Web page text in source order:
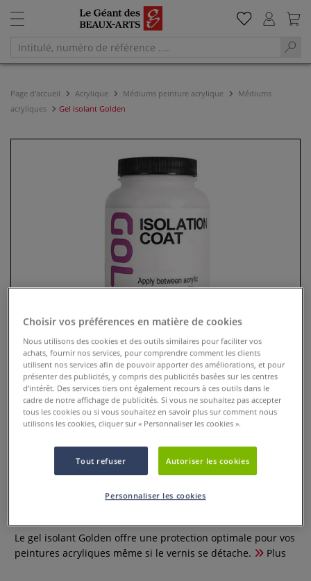
Page d'accueil Acrylique Médiums peinture acrylique
Médiums
acryliques
Gel isolant Golden
Gel isolant Golden
Le gel isolant Golden offre une protection optimale pour vos
peintures acryliques même si le vernis se détache.
Plus
Choisir vos préférences en matière de cookies
Nous utilisons des cookies et des outils similaires pour faciliter vos
achats, fournir nos services, pour comprendre comment les clients
utilisent nos services afin de pouvoir apporter des améliorations, et pour
présenter des publicités, y compris des publicités basées sur les centres
d’intérêt. Des services tiers ont également recours à ces outils dans le
cadre de notre affichage de publicités. Si vous ne souhaitez pas accepter
tous les cookies ou si vous souhaitez en savoir plus sur comment nous
utilisons les cookies, cliquer sur « Personnaliser les cookies ».
Tout refuser Autoriser les cookies
Personnaliser les cookies